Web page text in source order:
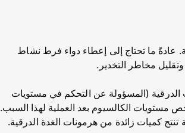
عادةً ما تحتاج إلى إعطاء دواء فرط نشاط
الدرقية (المسؤولة عن التحكم في مستويات
مستويات الكالسيوم بعد العملية لهذا السبب.
تنتج كميات زائدة من هرمونات الغدة الدرقية.